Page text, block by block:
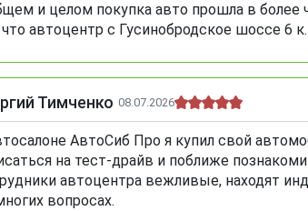
и целом покупка авто прошла в
что автоцентр с Гусинобродское шоссе
Тимченко 08.07.2026
АвтоСиб Про я купил свой
на тест-драйв и поближе
автоцентра вежливые, находят
вопросах.